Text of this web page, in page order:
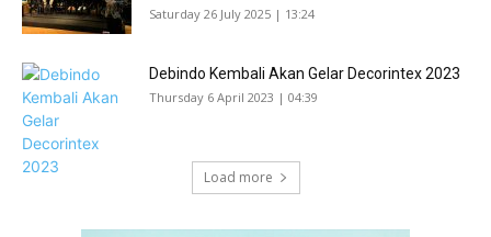
Saturday 26 July 2025 | 13:24
Debindo Kembali Akan Gelar Decorintex 2023
Thursday 6 April 2023 | 04:39
Load more